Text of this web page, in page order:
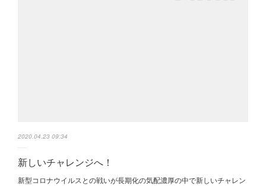
2020.04.23 09:34
新しいチャレンジへ！
新型コロナウイルスとの戦いが長期化の気配濃厚の中で新しいチャレン